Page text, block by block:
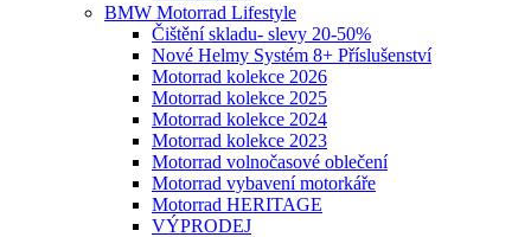
BMW Motorrad Lifestyle
Čištění skladu- slevy 20-50%
Nové Helmy Systém 8+ Příslušenství
Motorrad kolekce 2026
Motorrad kolekce 2025
Motorrad kolekce 2024
Motorrad kolekce 2023
Motorrad volnočasové oblečení
Motorrad vybavení motorkáře
Motorrad HERITAGE
VÝPRODEJ